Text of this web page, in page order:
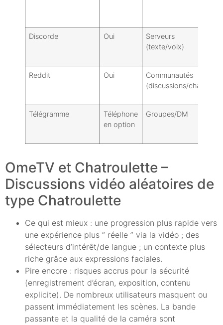
Discorde Oui
Serveurs
(texte/voix)
Reddit Oui
Communautés
(discussions/chats)
Télégramme
Téléphone
en option
Groupes/DM
OmeTV et Chatroulette –
Discussions vidéo aléatoires de
type Chatroulette
Ce qui est mieux : une progression plus rapide vers
une expérience plus “ réelle ” via la vidéo ; des
sélecteurs d’intérêt/de langue ; un contexte plus
riche grâce aux expressions faciales.
Pire encore : risques accrus pour la sécurité
(enregistrement d’écran, exposition, contenu
explicite). De nombreux utilisateurs masquent ou
passent immédiatement les scènes. La bande
passante et la qualité de la caméra sont